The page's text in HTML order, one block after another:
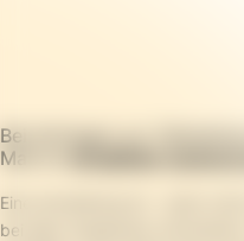
Bei Anfragen zur
Mail an
Eine Anmeldung ist – wenn
bei allen Angeboten